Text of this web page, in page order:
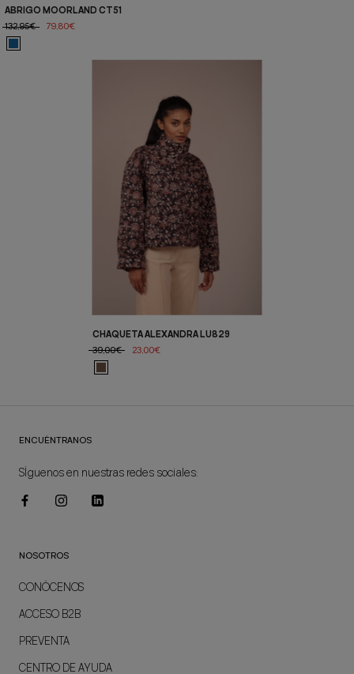
ABRIGO MOORLAND CT51
132,95€
79,80€
CHAQUETA ALEXANDRA LU829
39,00€
23,00€
ENCUÉNTRANOS
SÍguenos en nuestras redes sociales:
NOSOTROS
CONÓCENOS
ACCESO B2B
PREVENTA
CENTRO DE AYUDA